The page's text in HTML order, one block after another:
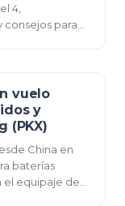
4,
consejos para
vuelo
y
(PKX)
China en
baterías
el equipaje de